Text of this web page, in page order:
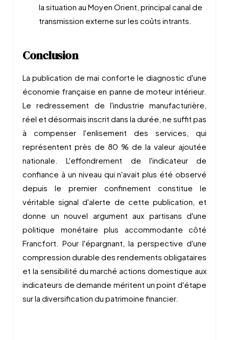
la situation au Moyen Orient, principal canal de
transmission externe sur les coûts intrants.
Conclusion
La publication de mai conforte le diagnostic d'une
économie française en panne de moteur intérieur.
Le redressement de l'industrie manufacturière,
réel et désormais inscrit dans la durée, ne suffit pas
à compenser l'enlisement des services, qui
représentent près de 80 % de la valeur ajoutée
nationale. L'effondrement de l'indicateur de
confiance à un niveau qui n'avait plus été observé
depuis le premier confinement constitue le
véritable signal d'alerte de cette publication, et
donne un nouvel argument aux partisans d'une
politique monétaire plus accommodante côté
Francfort. Pour l'épargnant, la perspective d'une
compression durable des rendements obligataires
et la sensibilité du marché actions domestique aux
indicateurs de demande méritent un point d'étape
sur la diversification du patrimoine financier.